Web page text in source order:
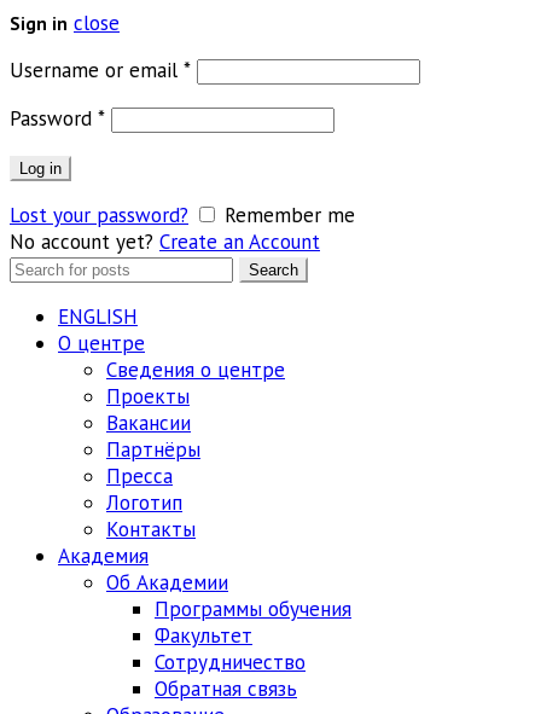
Sign in close
Username or email *Обязательно
Password *Обязательно
Log in
Lost your password?
Remember me
No account yet? Create an Account
Search
Search
ENGLISH
О центре
Сведения о центре
Проекты
Вакансии
Партнёры
Пресса
Логотип
Контакты
Академия
Об Академии
Программы обучения
Факультет
Сотрудничество
Обратная связь